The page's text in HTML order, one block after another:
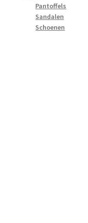
Pantoffels
Sandalen
Schoenen